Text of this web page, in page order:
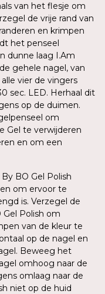
van het flesje om
de vrije rand van
en krimpen
het penseel
dunne laag I.Am
gehele nagel, van
vier de vingers
sec. LED. Herhaal dit
op de duimen.
om
Gel te verwijderen
en om een
BO Gel Polish
om ervoor te
is. Verzegel de
Polish om
van de kleur te
op de nagel en
Beweeg het
omhoog naar de
omlaag naar de
niet op de huid